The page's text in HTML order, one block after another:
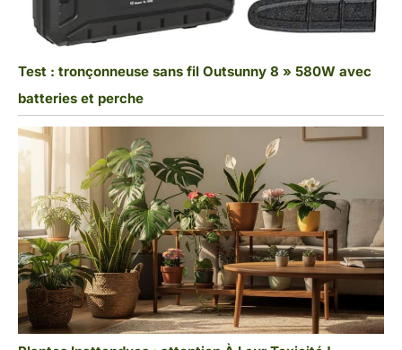
Test : tronçonneuse sans fil Outsunny 8 » 580W avec
batteries et perche